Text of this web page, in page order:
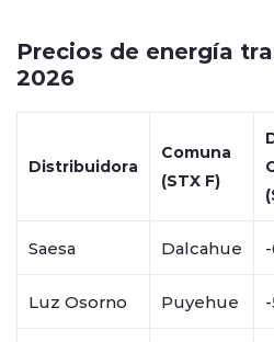
Precios de energía
2026
Distribuidora
Comuna
(STX F)
Saesa Dalcahue
Luz Osorno Puyehue